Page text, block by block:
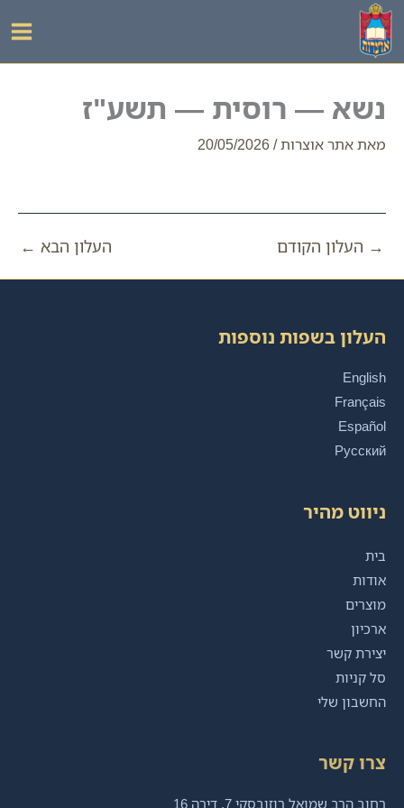
דילוג
לתוכן
נשא — רוסית — תשע"ז
מאתאתר אוצרות/
20/05/2026
→ העלון הקודם העלון הבא ←
העלון בשפות נוספות
English
Français
Español
Русский
ניווט מהיר
בית
אודות
מוצרים
ארכיון
יצירת קשר
סל קניות
החשבון שלי
צרו קשר
רחוב הרב שמואל רוזובסקי 7, דירה 16